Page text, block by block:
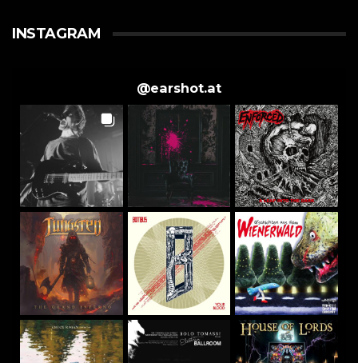
INSTAGRAM
@earshot.at